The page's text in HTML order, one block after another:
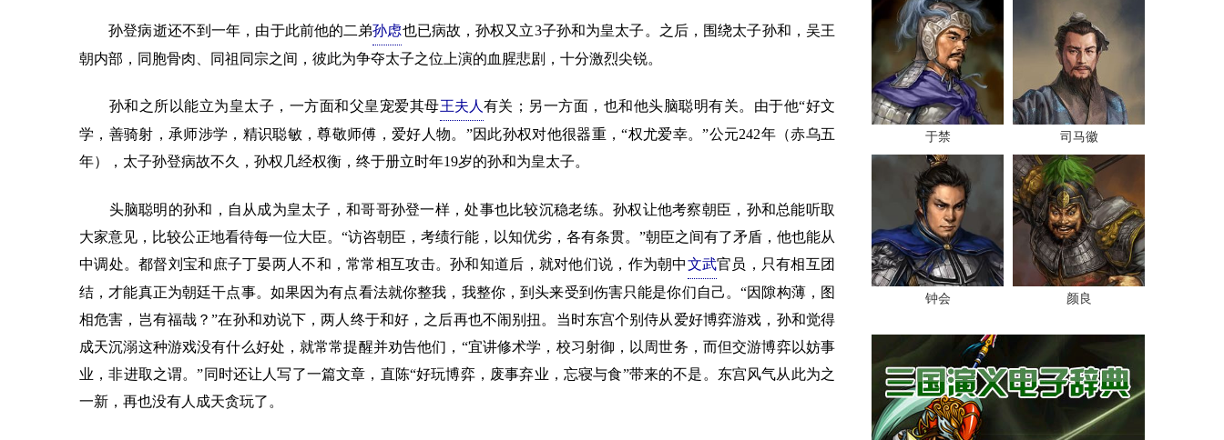
孙登病逝还不到一年，由于此前他的二弟孙虑也已病故，孙权又立3子孙和为皇太子。之后，围绕太子孙和，吴王
朝内部，同胞骨肉、同祖同宗之间，彼此为争夺太子之位上演的血腥悲剧，十分激烈尖锐。
孙和之所以能立为皇太子，一方面和父皇宠爱其母王夫人有关；另一方面，也和他头脑聪明有关。由于他“好文
学，善骑射，承师涉学，精识聪敏，尊敬师傅，爱好人物。”因此孙权对他很器重，“权尤爱幸。”公元242年（赤乌五
年），太子孙登病故不久，孙权几经权衡，终于册立时年19岁的孙和为皇太子。
头脑聪明的孙和，自从成为皇太子，和哥哥孙登一样，处事也比较沉稳老练。孙权让他考察朝臣，孙和总能听取
大家意见，比较公正地看待每一位大臣。“访咨朝臣，考绩行能，以知优劣，各有条贯。”朝臣之间有了矛盾，他也能从
中调处。都督刘宝和庶子丁晏两人不和，常常相互攻击。孙和知道后，就对他们说，作为朝中文武官员，只有相互团
结，才能真正为朝廷干点事。如果因为有点看法就你整我，我整你，到头来受到伤害只能是你们自己。“因隙构薄，图
相危害，岂有福哉？”在孙和劝说下，两人终于和好，之后再也不闹别扭。当时东宫个别侍从爱好博弈游戏，孙和觉得
成天沉溺这种游戏没有什么好处，就常常提醒并劝告他们，“宜讲修术学，校习射御，以周世务，而但交游博弈以妨事
业，非进取之谓。”同时还让人写了一篇文章，直陈“好玩博弈，废事弃业，忘寝与食”带来的不是。东宫风气从此为之
一新，再也没有人成天贪玩了。
于禁 司马徽
钟会 颜良